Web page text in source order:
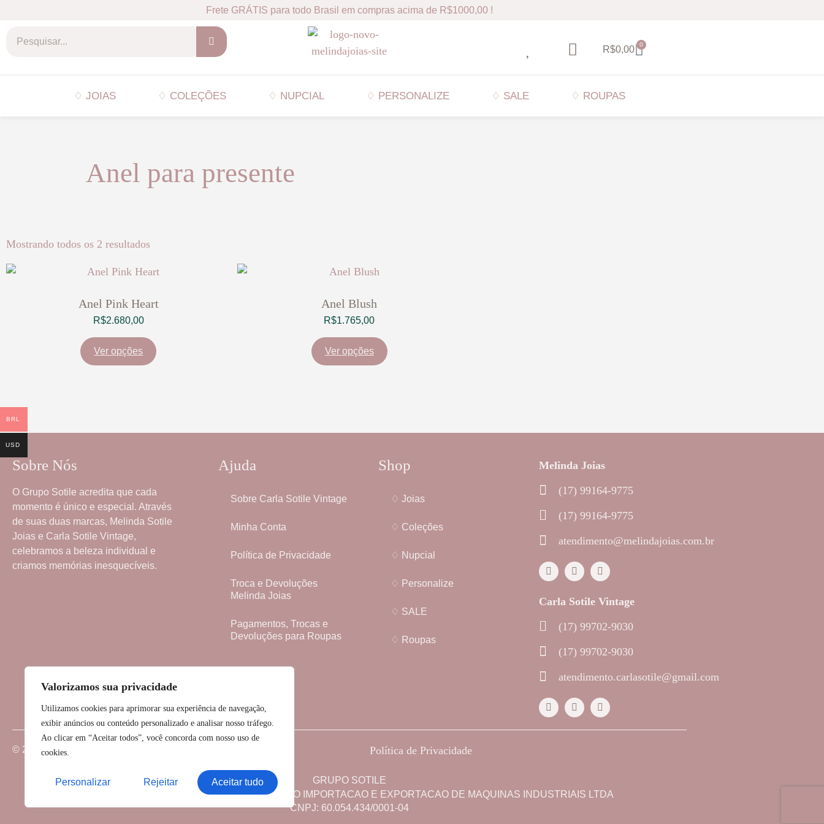
Valorizamos sua privacidade
Utilizamos cookies para aprimorar sua experiência de navegação,
exibir anúncios ou conteúdo personalizado e analisar nosso tráfego.
Ao clicar em “Aceitar todos”, você concorda com nosso uso de
cookies.
Personalizar Rejeitar Aceitar tudo
Frete GRÁTIS para todo Brasil em compras acima de R$1000,00 !
R$0,00 0
♢ JOIAS ♢ COLEÇÕES ♢ NUPCIAL ♢ PERSONALIZE ♢ SALE ♢ ROUPAS
Anel para presente
Mostrando todos os 2 resultados
Anel Pink Heart
R$2.680,00
Ver opções
Anel Blush
R$1.765,00
Ver opções
Sobre Nós
O Grupo Sotile acredita que cada
momento é único e especial. Através
de suas duas marcas, Melinda Sotile
Joias e Carla Sotile Vintage,
celebramos a beleza individual e
criamos memórias inesquecíveis.
Ajuda
Sobre Carla Sotile Vintage
Minha Conta
Política de Privacidade
Troca e Devoluções
Melinda Joias
Pagamentos, Trocas e
Devoluções para Roupas
Shop
♢ Joias
♢ Coleções
♢ Nupcial
♢ Personalize
♢ SALE
♢ Roupas
Melinda Joias
(17) 99164-9775
(17) 99164-9775
atendimento@melindajoias.com.br
Carla Sotile Vintage
(17) 99702-9030
(17) 99702-9030
atendimento.carlasotile@gmail.com
© 2023 Melinda Joias • Todos os direitos reservados Política de Privacidade
GRUPO SOTILE
RAZÃO SOCIAL: SOTILE SEGOBIA COMERCIO IMPORTACAO E EXPORTACAO DE MAQUINAS INDUSTRIAIS LTDA
CNPJ: 60.054.434/0001-04
BRL
USD